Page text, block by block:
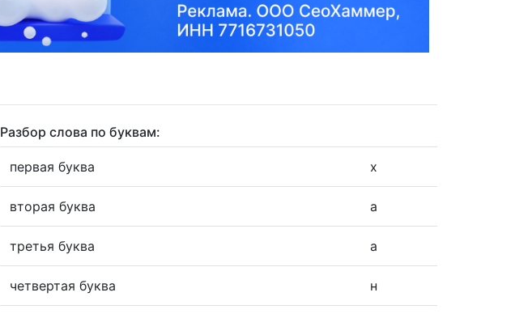
Разбор слова по буквам:
первая буква х
вторая буква а
третья буква а
четвертая буква н